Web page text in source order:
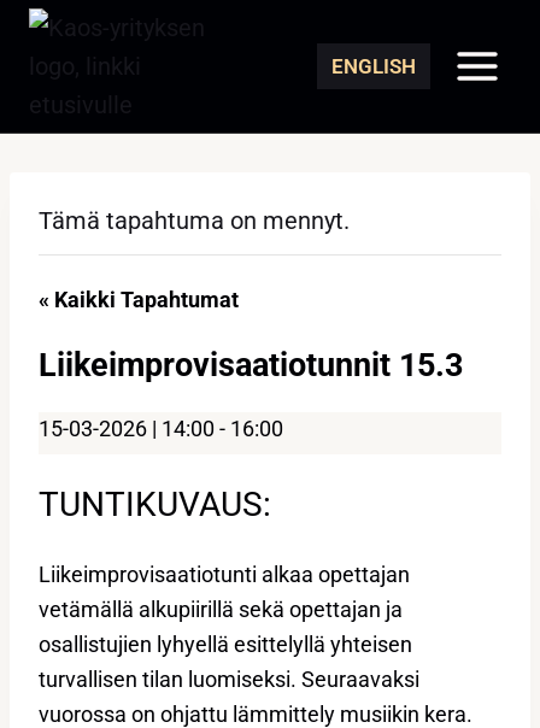
Siirry
sisältöön
ENGLISH
Tämä tapahtuma on mennyt.
« Kaikki Tapahtumat
Liikeimprovisaatiotunnit 15.3
15-03-2026 | 14:00- 16:00
TUNTIKUVAUS:
Liikeimprovisaatiotunti alkaa opettajan
vetämällä alkupiirillä sekä opettajan ja
osallistujien lyhyellä esittelyllä yhteisen
turvallisen tilan luomiseksi. Seuraavaksi
vuorossa on ohjattu lämmittely musiikin kera.